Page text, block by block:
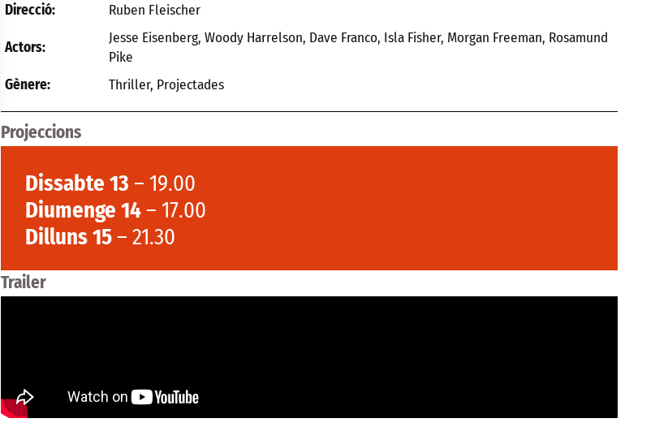
Direcció:
Ruben Fleischer
Actors:
Jesse Eisenberg, Woody Harrelson, Dave Franco, Isla Fisher, Morgan Freeman, Rosamund
Pike
Gènere:
Thriller, Projectades
Projeccions
Dissabte 13 – 19.00
Diumenge 14– 17.00
Dilluns 15– 21.30
Trailer